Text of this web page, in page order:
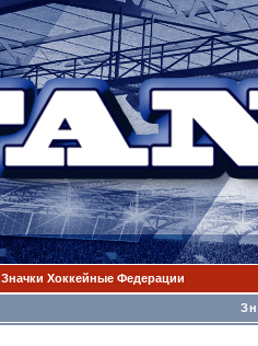
Значки Хоккейные Федерации